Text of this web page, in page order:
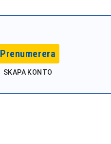
Prenumerera
SKAPA KONTO